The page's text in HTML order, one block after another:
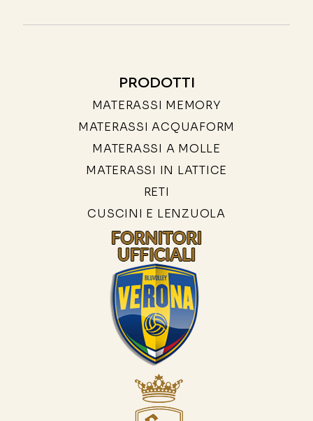
PRODOTTI
MATERASSI MEMORY
MATERASSI ACQUAFORM
MATERASSI A MOLLE
MATERASSI IN LATTICE
RETI
CUSCINI E LENZUOLA